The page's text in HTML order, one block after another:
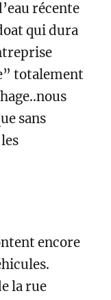
récente
qui dura
totalement
sans
encore
la rue